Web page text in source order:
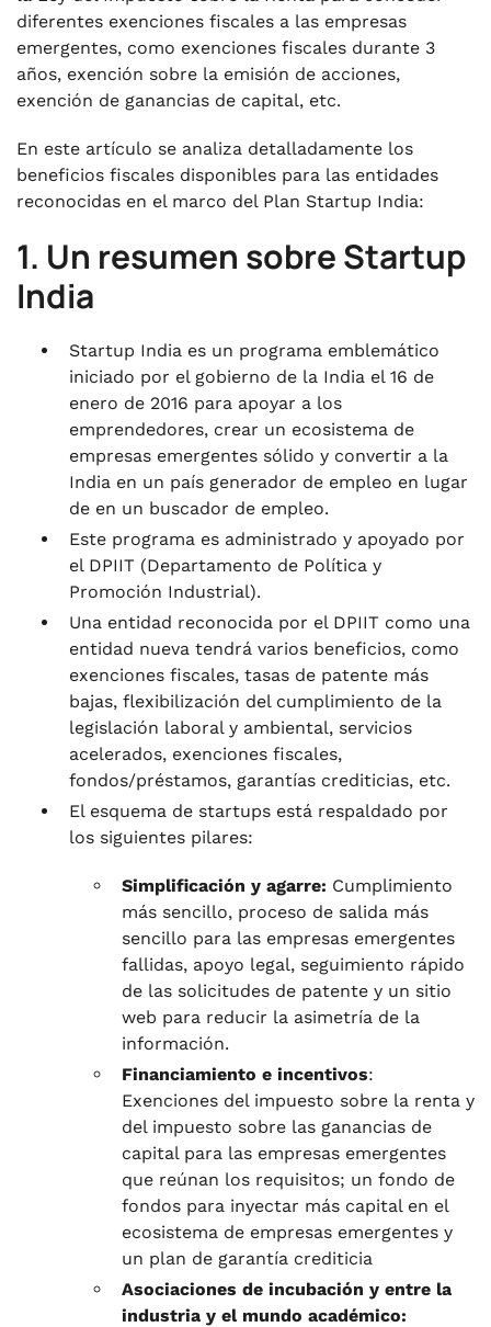
diferentes exenciones fiscales a las empresas
emergentes, como exenciones fiscales durante 3
años, exención sobre la emisión de acciones,
exención de ganancias de capital, etc.
En este artículo se analiza detalladamente los
beneficios fiscales disponibles para las entidades
reconocidas en el marco del Plan Startup India:
1. Un resumen sobre Startup
India
Startup India es un programa emblemático
iniciado por el gobierno de la India el 16 de
enero de 2016 para apoyar a los
emprendedores, crear un ecosistema de
empresas emergentes sólido y convertir a la
India en un país generador de empleo en lugar
de en un buscador de empleo.
Este programa es administrado y apoyado por
el DPIIT (Departamento de Política y
Promoción Industrial).
Una entidad reconocida por el DPIIT como una
entidad nueva tendrá varios beneficios, como
exenciones fiscales, tasas de patente más
bajas, flexibilización del cumplimiento de la
legislación laboral y ambiental, servicios
acelerados, exenciones fiscales,
fondos/préstamos, garantías crediticias, etc.
El esquema de startups está respaldado por
los siguientes pilares:
Simplificación y agarre: Cumplimiento
más sencillo, proceso de salida más
sencillo para las empresas emergentes
fallidas, apoyo legal, seguimiento rápido
de las solicitudes de patente y un sitio
web para reducir la asimetría de la
información.
Financiamiento e incentivos:
Exenciones del impuesto sobre la renta y
del impuesto sobre las ganancias de
capital para las empresas emergentes
que reúnan los requisitos; un fondo de
fondos para inyectar más capital en el
ecosistema de empresas emergentes y
un plan de garantía crediticia
Asociaciones de incubación y entre la
industria y el mundo académico: